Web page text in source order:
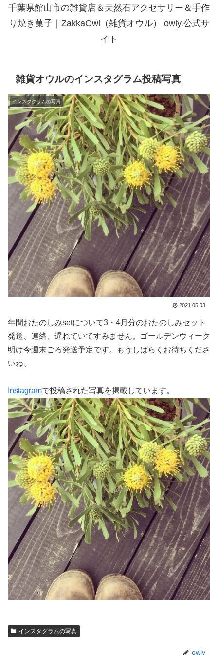
千葉県館山市の雑貨店＆天然石アクセサリー＆手作
り焼き菓子｜ZakkaOwl（雑貨オウル） owly.公式サ
イト
雑貨オウルのインスタグラム投稿写真
インスタグラムの写真
2021.05.03
年間おたのしみsetについて3・4月分のおたのしみセット
発送、連絡、遅れていてすみません。ゴールデンウィーク
明け今週末ごろ発送予定です。もうしばらくお待ちくださ
いね、
Instagramで投稿された写真を掲載しています。
インスタグラムの写真
owly